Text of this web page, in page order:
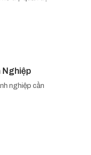
Nghiệp
nghiệp cần